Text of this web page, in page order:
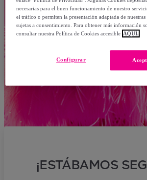
¡ESTÁBAMOS
necesarias para el buen funcionamiento de nuestro
el tráfico o permiten la presentación adaptada de nuestras
sujetas a consentimiento. Para obtener más información
consultar nuestra Política de Cookies accesible AQUÍ.
Configurar